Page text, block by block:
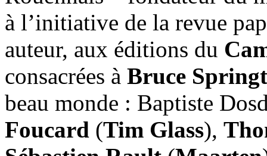
à l’initiative de la revue
auteur, aux éditions du
consacrées à Bruce
beau monde : Baptiste
Foucard (Tim Glass),